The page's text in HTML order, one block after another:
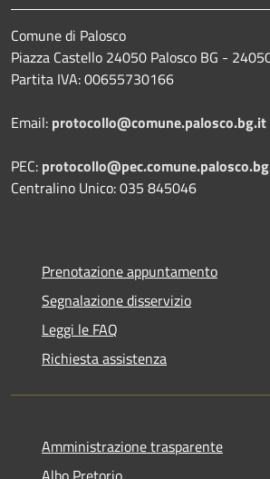
Comune di Palosco
Piazza Castello 24050 Palosco BG -
Partita IVA: 00655730166
Email: protocollo@comune.palosco.bg.it
PEC:
Centralino Unico: 035 845046
Prenotazione appuntamento
Segnalazione disservizio
Leggi le FAQ
Richiesta assistenza
Amministrazione trasparente